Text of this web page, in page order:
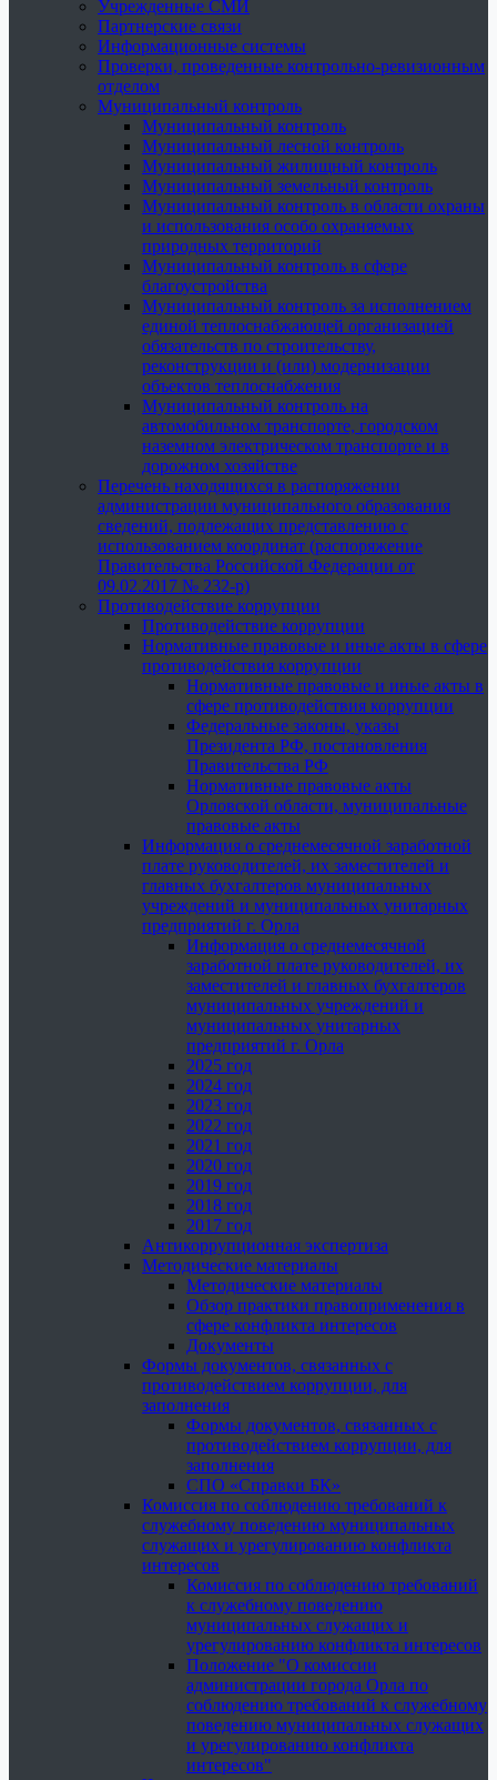
Учрежденные СМИ
Партнерские связи
Информационные системы
Проверки, проведенные контрольно-ревизионным
отделом
Муниципальный контроль
Муниципальный контроль
Муниципальный лесной контроль
Муниципальный жилищный контроль
Муниципальный земельный контроль
Муниципальный контроль в области охраны
и использования особо охраняемых
природных территорий
Муниципальный контроль в сфере
благоустройства
Муниципальный контроль за исполнением
единой теплоснабжающей организацией
обязательств по строительству,
реконструкции и (или) модернизации
объектов теплоснабжения
Муниципальный контроль на
автомобильном транспорте, городском
наземном электрическом транспорте и в
дорожном хозяйстве
Перечень находящихся в распоряжении
администрации муниципального образования
сведений, подлежащих представлению с
использованием координат (распоряжение
Правительства Российской Федерации от
09.02.2017 № 232-р)
Противодействие коррупции
Противодействие коррупции
Нормативные правовые и иные акты в сфере
противодействия коррупции
Нормативные правовые и иные акты в
сфере противодействия коррупции
Федеральные законы, указы
Президента РФ, постановления
Правительства РФ
Нормативные правовые акты
Орловской области, муниципальные
правовые акты
Информация о среднемесячной заработной
плате руководителей, их заместителей и
главных бухгалтеров муниципальных
учреждений и муниципальных унитарных
предприятий г. Орла
Информация о среднемесячной
заработной плате руководителей, их
заместителей и главных бухгалтеров
муниципальных учреждений и
муниципальных унитарных
предприятий г. Орла
2025 год
2024 год
2023 год
2022 год
2021 год
2020 год
2019 год
2018 год
2017 год
Антикоррупционная экспертиза
Методические материалы
Методические материалы
Обзор практики правоприменения в
сфере конфликта интересов
Документы
Формы документов, связанных с
противодействием коррупции, для
заполнения
Формы документов, связанных с
противодействием коррупции, для
заполнения
СПО «Справки БК»
Комиссия по соблюдению требований к
служебному поведению муниципальных
служащих и урегулированию конфликта
интересов
Комиссия по соблюдению требований
к служебному поведению
муниципальных служащих и
урегулированию конфликта интересов
Положение "О комиссии
администрации города Орла по
соблюдению требований к служебному
поведению муниципальных служащих
и урегулированию конфликта
интересов"